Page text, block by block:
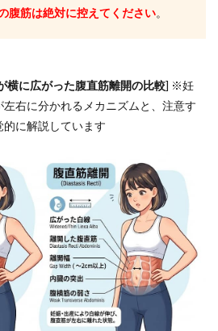
腹筋は絶対に控えてください。
横に広がった腹直筋離開の比較] ※妊
右に分かれるメカニズムと、注意す
に解説しています